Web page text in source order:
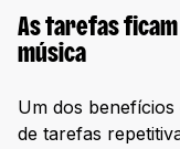
As tarefas ficam
música
Um dos
de tarefas